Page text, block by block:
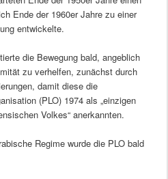
Ende der 1960er Jahre zu einer
entwickelte.
die Bewegung bald, angeblich
zu verhelfen, zunächst durch
damit diese die
(PLO) 1974 als „einzigen
Volkes“ anerkannten.
Regime wurde die PLO bald